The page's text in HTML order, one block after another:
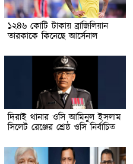
১২৪৬ কোটি টাকায় ব্রাজিলিয়ান
তারকাকে কিনেছে আর্সেনাল
দিরাই থানার ওসি আমিনুল ইসলাম
সিলেট রেঞ্জের শ্রেষ্ঠ ওসি নির্বাচিত